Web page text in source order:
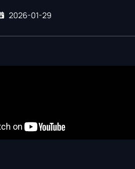
2026-01-29